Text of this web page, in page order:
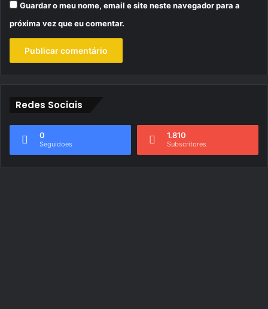
Guardar o meu nome, email e site neste navegador para a
próxima vez que eu comentar.
Redes Sociais
0
Seguidoes
1.810
Subscritores